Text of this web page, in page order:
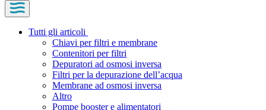
Tutti gli articoli
Chiavi per filtri e membrane
Contenitori per filtri
Depuratori ad osmosi inversa
Filtri per la depurazione dell’acqua
Membrane ad osmosi inversa
Altro
Pompe booster e alimentatori